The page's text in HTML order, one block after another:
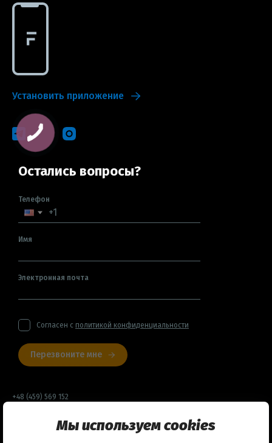
Установить приложение
Остались вопросы?
Телефон
Имя
Электронная почта
Согласен с политикой конфиденциальности
Перезвоните мне
+48 (459) 569 152
Договор офертыМы используем cookies